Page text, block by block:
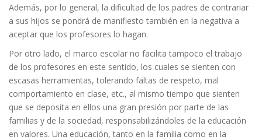
Además, por lo general, la dificultad de los padres de contrariar
a sus hijos se pondrá de manifiesto también en la negativa a
aceptar que los profesores lo hagan.
Por otro lado, el marco escolar no facilita tampoco el trabajo
de los profesores en este sentido, los cuales se sienten con
escasas herramientas, tolerando faltas de respeto, mal
comportamiento en clase, etc., al mismo tiempo que sienten
que se deposita en ellos una gran presión por parte de las
familias y de la sociedad, responsabilizándoles de la educación
en valores. Una educación, tanto en la familia como en la